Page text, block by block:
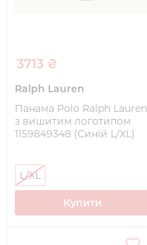
3713 ₴
Ralph Lauren
Панама Polo Ralph Lauren
з вишитим логотипом
1159849348 (Синій L/XL)
L/XL
Купити